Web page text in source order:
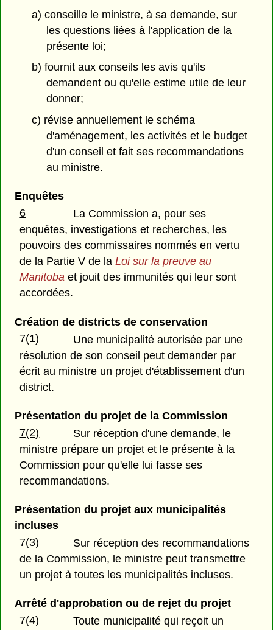
a) conseille le ministre, à sa demande, sur
les questions liées à l'application de la
présente loi;
b) fournit aux conseils les avis qu'ils
demandent ou qu'elle estime utile de leur
donner;
c) révise annuellement le schéma
d'aménagement, les activités et le budget
d'un conseil et fait ses recommandations
au ministre.
Enquêtes
6
La Commission a, pour ses
enquêtes, investigations et recherches, les
pouvoirs des commissaires nommés en vertu
de la Partie V de laLoi sur la preuve au
Manitoba et jouit des immunités qui leur sont
accordées.
Création de districts de conservation
7(1)
Une municipalité autorisée par une
résolution de son conseil peut demander par
écrit au ministre un projet d'établissement d'un
district.
Présentation du projet de la Commission
7(2)
Sur réception d'une demande, le
ministre prépare un projet et le présente à la
Commission pour qu'elle lui fasse ses
recommandations.
Présentation du projet aux municipalités
incluses
7(3)
Sur réception des recommandations
de la Commission, le ministre peut transmettre
un projet à toutes les municipalités incluses.
Arrêté d'approbation ou de rejet du projet
7(4)
Toute municipalité qui reçoit un